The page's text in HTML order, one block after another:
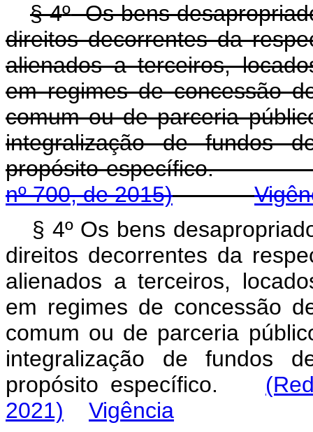
§ 4ºOs bens
direitos decorrentes da
alienados a terceiros,
em regimes de concessão
comum ou de parceria
integralização de fundos
propósito
nº 700, de 2015)
§ 4º Os bens
direitos decorrentes da
alienados a terceiros,
em regimes de concessão
comum ou de parceria
integralização de fundos
propósito específico.
2021)
Vigência